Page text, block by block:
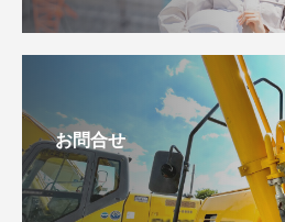
お問合せ